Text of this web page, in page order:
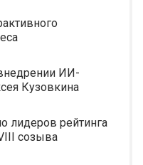
ИИ-
Кузовкина
лидеров рейтинга
созыва